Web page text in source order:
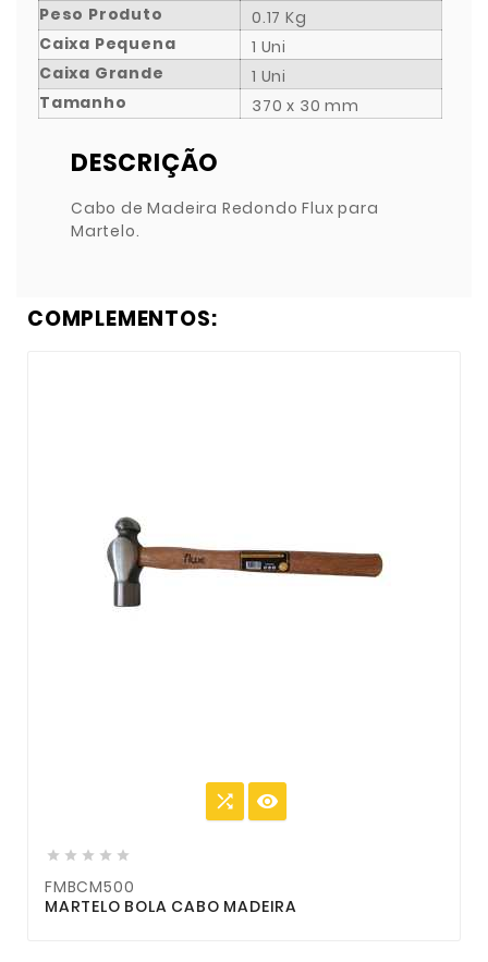
Peso Produto
0.17 Kg
Caixa Pequena
1 Uni
Caixa Grande
1 Uni
Tamanho
370 x 30 mm
DESCRIÇÃO
Cabo de Madeira Redondo Flux para
Martelo.
COMPLEMENTOS:
 
    
FMBCM500
MARTELO BOLA CABO MADEIRA